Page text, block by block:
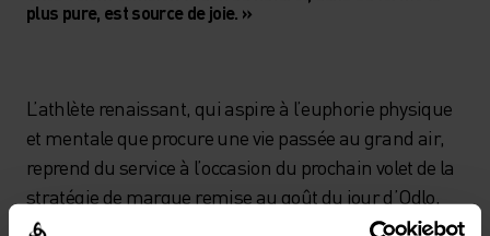
plus pure, est source de joie. »
L’athlète renaissant, qui aspire à l’euphorie physique
et mentale que procure une vie passée au grand air,
reprend du service à l’occasion du prochain volet de la
stratégie de marque remise au goût du jour d’Odlo,
dévoilée au début de cette année 2024
. Cette